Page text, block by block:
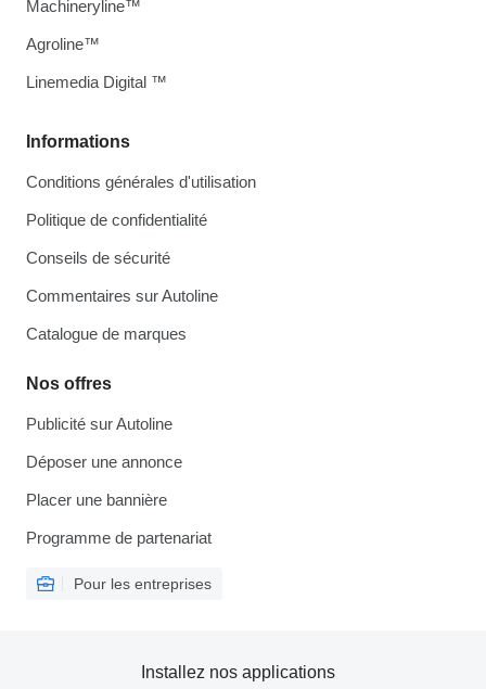
Informations
Conditions générales d'utilisation
Politique de confidentialité
Conseils de sécurité
Commentaires sur Autoline
Catalogue de marques
Nos offres
Publicité sur Autoline
Déposer une annonce
Placer une bannière
Programme de partenariat
Pour les entreprises
Machineryline™
Agroline™
Linemedia Digital ™
Installez nos applications